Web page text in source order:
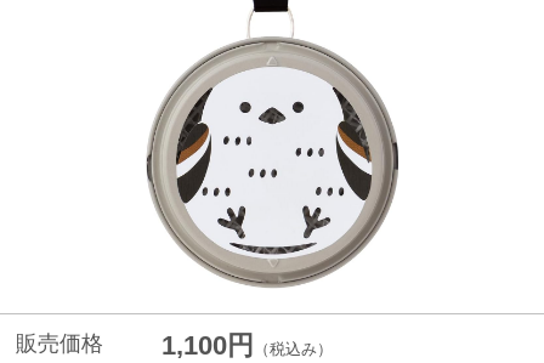
販売価格 1,100円 （税込み）